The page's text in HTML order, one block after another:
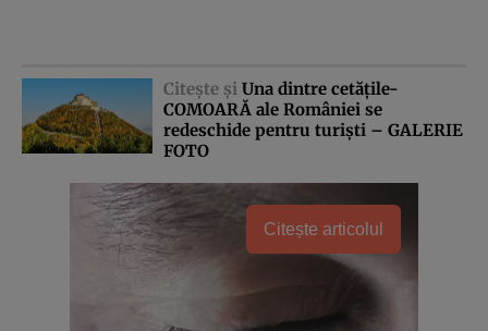
Citeşte şi Una dintre cetăţile-
COMOARĂ ale României se
redeschide pentru turişti – GALERIE
FOTO
Citește articolul